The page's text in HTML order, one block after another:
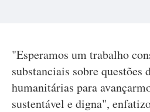
"Esperamos um trabalho
substanciais sobre questões
humanitárias para
sustentável e digna",